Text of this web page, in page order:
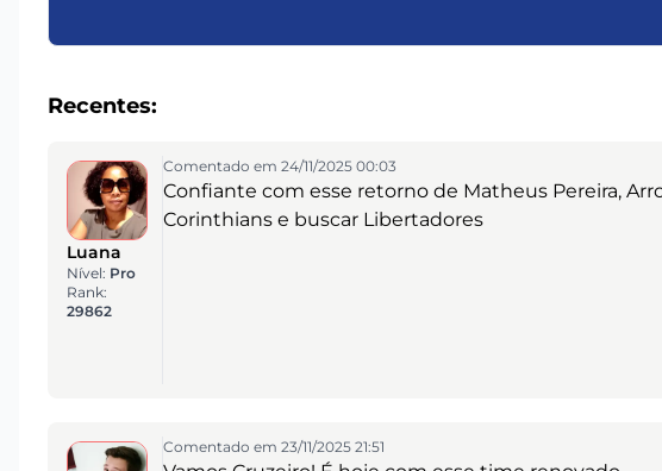
Recentes:
Luana
Nível: Pro
Rank:
29862
Comentado em 24/11/2025 00:03
Confiante com esse retorno de Matheus Pereira,
Corinthians e buscar Libertadores
Comentado em 23/11/2025 21:51